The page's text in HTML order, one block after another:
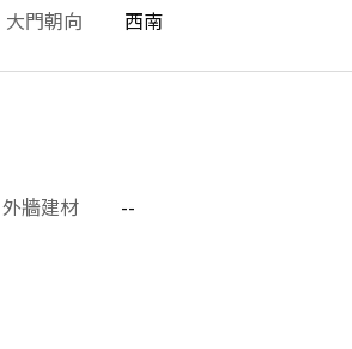
大門朝向 西南
外牆建材 --